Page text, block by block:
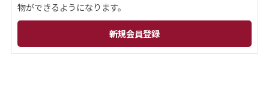
お問い合わせフォームはこちら
物ができるようになります。